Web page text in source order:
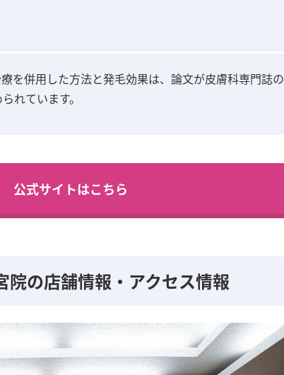
を併用した方法と発毛効果は、論文が皮膚科専門誌の
れています。
公式サイトはこちら
院の店舗情報・アクセス情報